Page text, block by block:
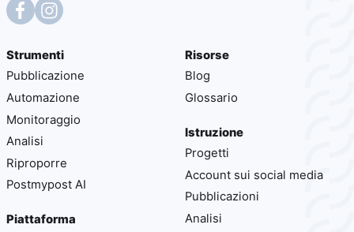
Strumenti
Pubblicazione
Automazione
Monitoraggio
Analisi
Riproporre
Postmypost AI
Piattaforma
Risorse
Blog
Glossario
Istruzione
Progetti
Account sui social media
Pubblicazioni
Analisi